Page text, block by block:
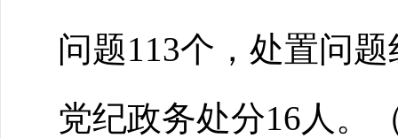
问题113个，处置问题
党纪政务处分16人。